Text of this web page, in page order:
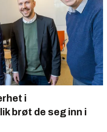
i
brøt de seg inn i